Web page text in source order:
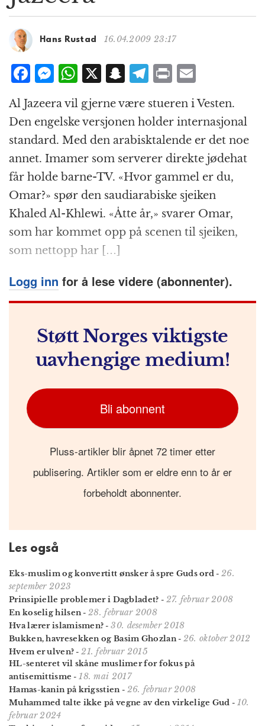
n
Hans Rustad 16.04.2009 23:17
F
c
e
b
o
o
k
M
ss
e
n
g
e
r
W
h
at
s
A
p
p
X S
a
p
c
h
at
T
e
g
r
a
m
P
n
t
ai
l
Al Jazeera vil gjerne være stueren i Vesten.
Den engelske versjonen holder internasjonal
standard. Med den arabisktalende er det noe
annet. Imamer som serverer direkte jødehat
får holde barne-TV. «Hvor gammel er du,
Omar?» spør den saudiarabiske sjeiken
Khaled Al-Khlewi. «Åtte år,» svarer Omar,
som har kommet opp på scenen til sjeiken,
som nettopp har […]
Logg inn for å lese videre (abonnenter).
Støtt Norges viktigste
uavhengige medium!
Bli abonnent
Pluss-artikler blir åpnet 72 timer etter
publisering. Artikler som er eldre enn to år er
forbeholdt abonnenter.
Les også
Eks-muslim og konvertitt ønsker å spre Guds ord -26.
september 2023
Prinsipielle problemer i Dagbladet? - 27. februar 2008
En koselig hilsen-28. februar 2008
Hva lærer islamismen? -30. desember 2018
Bukken, havresekken og Basim Ghozlan- 26. oktober 2012
Hvem er ulven? -21. februar 2015
HL-senteret vil skåne muslimer for fokus på
antisemittisme -18. mai 2017
Hamas-kanin på krigsstien- 26. februar 2008
Muhammed talte ikke på vegne av den virkelige Gud - 10.
februar 2024